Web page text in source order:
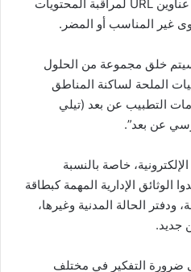
إلى جانب ذلك، “سنقوم بتصفية عناوين URL لمراقبة المحتويات
غير المناسب أو المضر.
خلق مجموعة من الحلول
الملحة لساكنة المناطق
التطبيب عن بعد (تيلي
عن بعد”.
خاصة بالنسبة
الوثائق الإدارية المهمة كبطاقة
ودفتر الحالة المدنية وغيرها،
جديد.
ضرورة التفكير في مختلف